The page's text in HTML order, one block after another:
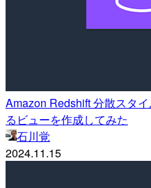
Amazon Redshift 分散スタ
るビューを作成してみた
石川覚
2024.11.15